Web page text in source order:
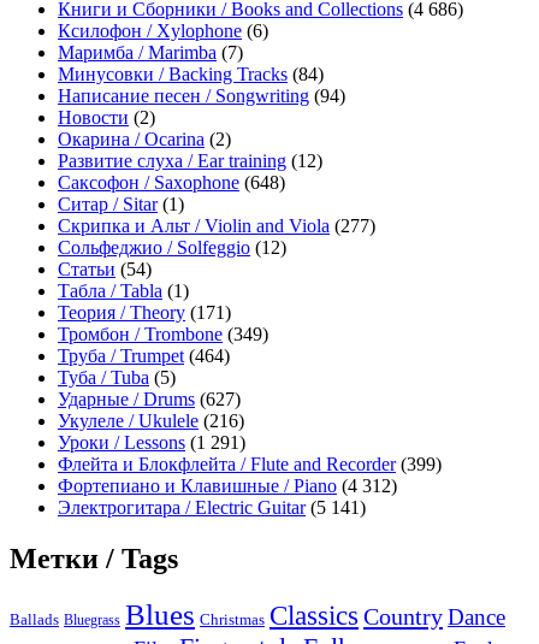
Книги и Сборники / Books and Collections (4 686)
Ксилофон / Xylophone (6)
Маримба / Marimba (7)
Минусовки / Backing Tracks (84)
Написание песен / Songwriting (94)
Новости (2)
Окарина / Ocarina (2)
Развитие слуха / Ear training (12)
Саксофон / Saxophone (648)
Ситар / Sitar(1)
Скрипка и Альт / Violin and Viola (277)
Сольфеджио / Solfeggio (12)
Статьи (54)
Табла / Tabla (1)
Теория / Theory (171)
Тромбон / Trombone (349)
Труба / Trumpet (464)
Туба / Tuba (5)
Ударные / Drums (627)
Укулеле / Ukulele (216)
Уроки / Lessons (1 291)
Флейта и Блокфлейта / Flute and Recorder(399)
Фортепиано и Клавишные / Piano (4 312)
Электрогитара / Electric Guitar(5 141)
Метки / Tags
Ballads Bluegrass Blues Christmas Classics CountryDance